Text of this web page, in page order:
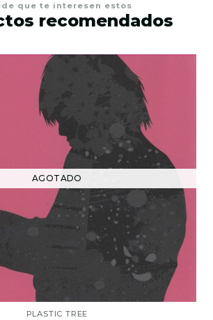
que te interesen estos
recomendados
AGOTADO
PLASTIC TREE